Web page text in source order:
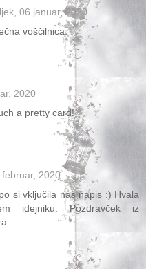
06 januar, 2020
voščilnica.
2020
a pretty card!
2020
si vključila naš napis :) Hvala
idejniku. Pozdravček iz